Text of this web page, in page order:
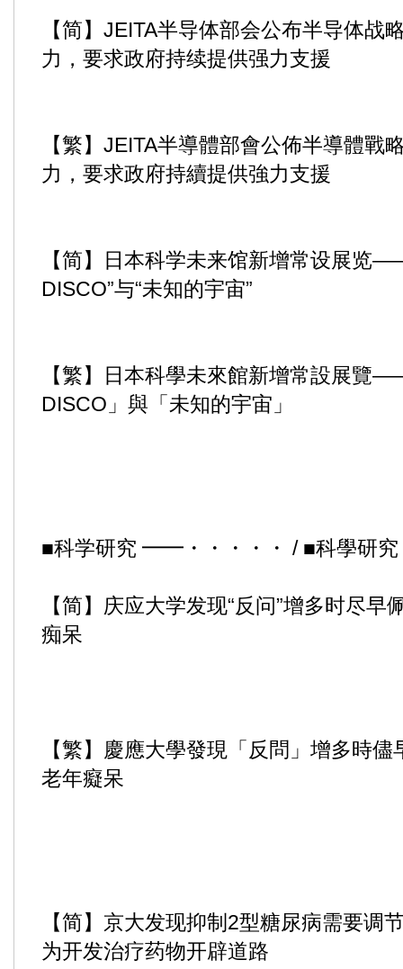
【简】JEITA半导体部会公布半导体战
力，要求政府持续提供强力支援
【繁】JEITA半導體部會公佈半導體戰
力，要求政府持續提供強力支援
【简】日本科学未来馆新增常设展览
DISCO”与“未知的宇宙”
【繁】日本科學未來館新增常設展覽
DISCO」與「未知的宇宙」
■科学研究 ━━・・・・・ / ■科學研
【简】庆应大学发现“反问”增多时尽
痴呆
【繁】慶應大學發現「反問」增多時
老年癡呆
【简】京大发现抑制2型糖尿病需要调
为开发治疗药物开辟道路